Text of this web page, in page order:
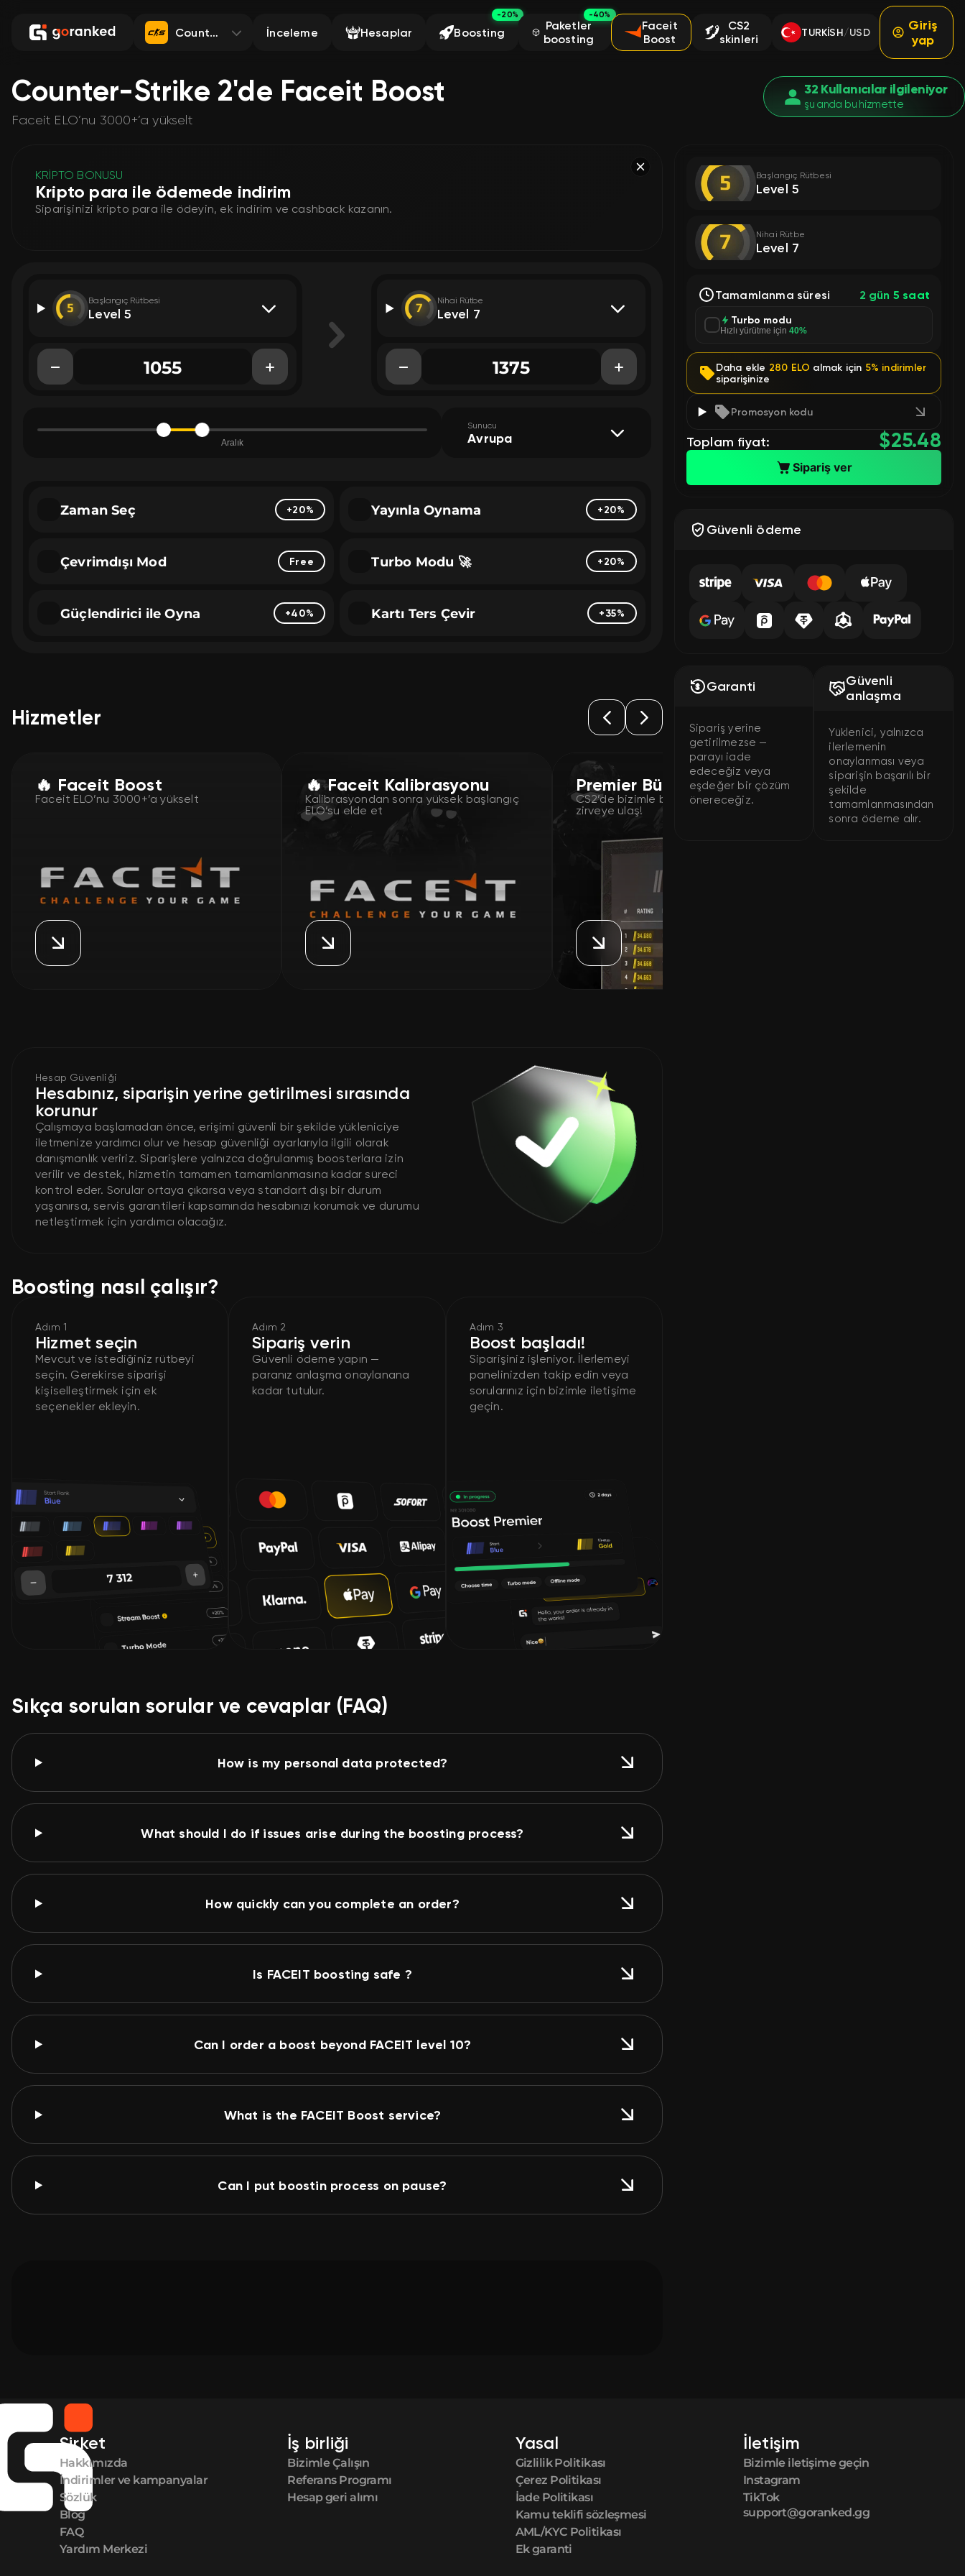
Counter-Strike 2İnceleme Hesaplar Boosting
-20%
Paketler
boosting
-40%
Faceit
Boost
CS2
skinleri
TURKISH/USD
Giriş
yap
32 Kullanıcılar ilgileniyor
şu anda bu hizmette
Counter-Strike 2'de Faceit Boost
Faceit ELO’nu 3000+’a yükselt
KRİPTO BONUSU
Kripto para ile ödemede indirim
Siparişinizi kripto para ile ödeyin, ek indirim ve cashback kazanın.
Başlangıç Rütbesi
Level 5
Nihai Rütbe
Level 7
Aralık
Sunucu
Avrupa
Zaman Seç +20% Yayınla Oynama +20%
Çevrimdışı Mod Free Turbo Modu 🚀 +20%
Güçlendirici ile Oyna +40% Kartı Ters Çevir +35%
Başlangıç Rütbesi
Level 5
Nihai Rütbe
Level 7
Tamamlanma süresi 2 gün 5 saat
Turbo modu
Hızlı yürütme için 40%
Daha ekle 280 ELO almak için 5% indirimler
siparişinize
Promosyon kodu
Toplam fiyat: 25.48
$
Sipariş ver
Güvenli ödeme
Garanti
Sipariş yerine
getirilmezse —
parayı iade
edeceğiz veya
eşdeğer bir çözüm
önereceğiz.
Güvenli
anlaşma
Yüklenici, yalnızca
ilerlemenin
onaylanması veya
siparişin başarılı bir
şekilde
tamamlanmasından
sonra ödeme alır.
Hizmetler
🔥 Faceit Boost
Faceit ELO’nu 3000+’a yükselt
🔥 Faceit Kalibrasyonu
Kalibrasyondan sonra yüksek başlangıç
ELO’su elde et
Premier Büyütme
CS2’de bizimle birlikte Premier’da
zirveye ulaş!
Rekabetçi
En sevdiğin haritada
rütbeyi al!
Hesap Güvenliği
Hesabınız, siparişin yerine getirilmesi sırasında
korunur
Çalışmaya başlamadan önce, erişimi güvenli bir şekilde yükleniciye
iletmenize yardımcı olur ve hesap güvenliği ayarlarıyla ilgili olarak
danışmanlık veririz. Siparişlere yalnızca doğrulanmış boosterlara izin
verilir ve destek, hizmetin tamamen tamamlanmasına kadar süreci
kontrol eder. Sorular ortaya çıkarsa veya standart dışı bir durum
yaşanırsa, servis garantileri kapsamında hesabınızı korumak ve durumu
netleştirmek için yardımcı olacağız.
Boosting nasıl çalışır?
Adım 1
Hizmet seçin
Mevcut ve istediğiniz rütbeyi
seçin. Gerekirse siparişi
kişiselleştirmek için ek
seçenekler ekleyin.
Adım 2
Sipariş verin
Güvenli ödeme yapın —
paranız anlaşma onaylanana
kadar tutulur.
Adım 3
Boost başladı!
Siparişiniz işleniyor. İlerlemeyi
panelinizden takip edin veya
sorularınız için bizimle iletişime
geçin.
Sıkça sorulan sorular ve cevaplar (FAQ)
How is my personal data protected?
What should I do if issues arise during the boosting process?
How quickly can you complete an order?
Is FACEIT boosting safe ?
Can I order a boost beyond FACEIT level 10?
What is the FACEIT Boost service?
Can I put boostin process on pause?
Şirket
Hakkımızda
İndirimler ve kampanyalar
Sözlük
Blog
FAQ
Yardım Merkezi
İş birliği
Bizimle Çalışın
Referans Programı
Hesap geri alımı
Yasal
Gizlilik Politikası
Çerez Politikası
İade Politikası
Kamu teklifi sözleşmesi
AML/KYC Politikası
Ek garanti
İletişim
Bizimle iletişime geçin
Instagram
TikTok
support@goranked.gg